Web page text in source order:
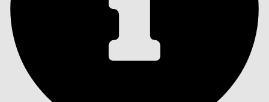
Table des matières
Rechercher